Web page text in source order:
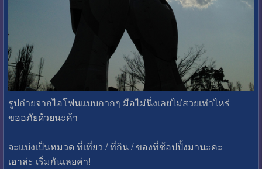
รูปถ่ายจากไอโฟนแบบกากๆ มือไม่นิ่งเลยไม่สวยเท่าไหร่
ขออภัยด้วยนะค้า
จะแบ่งเป็นหมวด ที่เที่ยว / ที่กิน / ของที่ช้อปปิ้งมานะคะ
เอาล่ะ เริ่มกันเลยค่า!